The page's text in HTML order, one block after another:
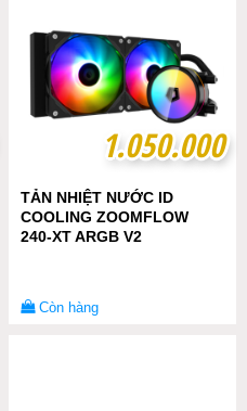
1.050.000
1.050.000
TẢN NHIỆT NƯỚC ID
COOLING ZOOMFLOW
240-XT ARGB V2
Còn hàng